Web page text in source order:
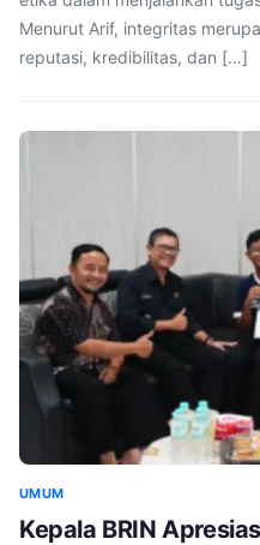
Menurut Arif, integritas
reputasi, kredibilitas, dan […]
UMUM
Kepala BRIN